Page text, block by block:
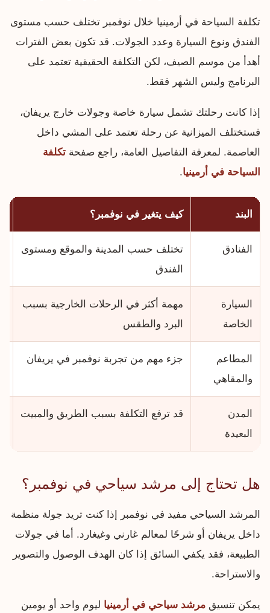
تكلفة السياحة في أرمينيا خلال نوفمبر تختلف حسب مستوى
الفندق ونوع السيارة وعدد الجولات. قد تكون بعض الفترات
أهدأ من موسم الصيف، لكن التكلفة الحقيقية تعتمد على
البرنامج وليس الشهر فقط.
إذا كانت رحلتك تشمل سيارة خاصة وجولات خارج يريفان،
فستختلف الميزانية عن رحلة تعتمد على المشي داخل
العاصمة. لمعرفة التفاصيل العامة، راجع صفحة تكلفة
السياحة في أرمينيا.
البند كيف يتغير في نوفمبر؟
الفنادق
تختلف حسب المدينة والموقع ومستوى
الفندق
السيارة
الخاصة
مهمة أكثر في الرحلات الخارجية بسبب
البرد والطقس
المطاعم
والمقاهي
جزء مهم من تجربة نوفمبر في يريفان
المدن
البعيدة
قد ترفع التكلفة بسبب الطريق والمبيت
هل تحتاج إلى مرشد سياحي في نوفمبر؟
المرشد السياحي مفيد في نوفمبر إذا كنت تريد جولة منظمة
داخل يريفان أو شرحًا لمعالم غارني وغيغارد. أما في جولات
الطبيعة، فقد يكفي السائق إذا كان الهدف الوصول والتصوير
والاستراحة.
يمكن تنسيق مرشد سياحي في أرمينيا ليوم واحد أو يومين